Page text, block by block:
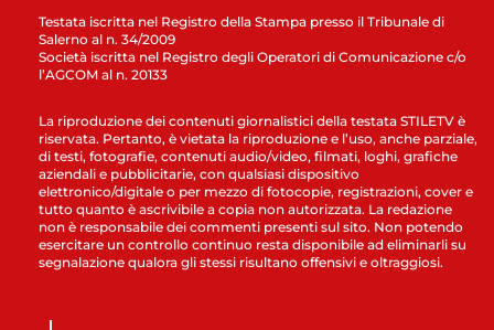
Testata iscritta nel Registro della Stampa presso il Tribunale di
Salerno al n. 34/2009
Società iscritta nel Registro degli Operatori di Comunicazione c/o
l’AGCOM al n. 20133
La riproduzione dei contenuti giornalistici della testata STILETV è
riservata. Pertanto, è vietata la riproduzione e l’uso, anche parziale,
di testi, fotografie, contenuti audio/video, filmati, loghi, grafiche
aziendali e pubblicitarie, con qualsiasi dispositivo
elettronico/digitale o per mezzo di fotocopie, registrazioni, cover e
tutto quanto è ascrivibile a copia non autorizzata. La redazione
non è responsabile dei commenti presenti sul sito. Non potendo
esercitare un controllo continuo resta disponibile ad eliminarli su
segnalazione qualora gli stessi risultano offensivi e oltraggiosi.